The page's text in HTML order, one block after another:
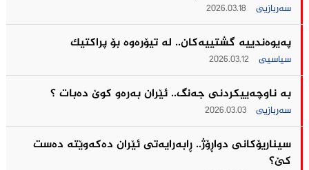
سەربازیی 2026.03.18
په‌یوه‌ندییه‌ گشتییه‌كان.. له‌ تیۆره‌وه‌ بۆ پراكتیك
سیاسیی 2026.03.12
بە ناوچەییکردنی جەنگ.. ئێران به‌ره‌و كوێ ده‌بات ؟
سەربازیی 2026.03.03
سیناریۆکانی دواڕۆژ.. ڕابەرایەتی ئێران دەکەوێتە دەست
کێ؟